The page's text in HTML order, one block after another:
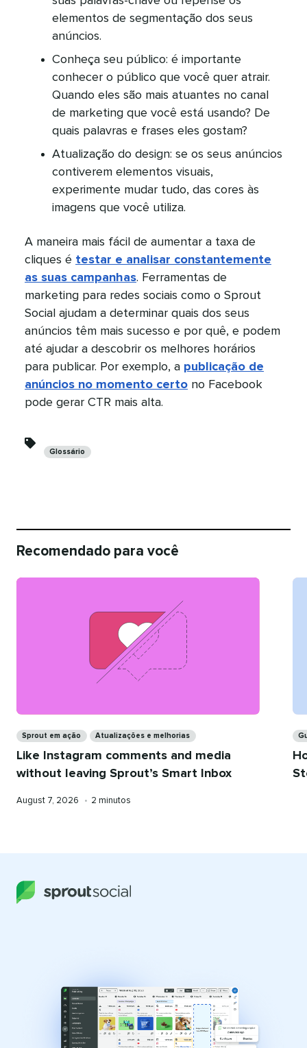
elementos de segmentação dos seus
anúncios.​​
Conheça seu público: é importante
conhecer o público que você quer atrair.
Quando eles são mais atuantes no canal
de marketing que você está usando? De
quais palavras e frases eles gostam?​​
Atualização do design: se os seus anúncios
contiverem elementos visuais,
experimente mudar tudo, das cores às
imagens que você utiliza.​​
A maneira mais fácil de aumentar a taxa de
cliques é testar e analisar constantemente
as suas campanhas. Ferramentas de
marketing para redes sociais como o Sprout
Social ajudam a determinar quais dos seus
anúncios têm mais sucesso e por quê, e podem
até ajudar a descobrir os melhores horários
para publicar. Por exemplo, a publicação de
anúncios no momento certo no Facebook
pode gerar CTR mais alta.​​
Categorias​​
Glossário​​
Recomendado para você​​
Sprout em ação​​ Atualizações e melhorias​​
Like Instagram comments and media
without leaving Sprout’s Smart Inbox​​
Published
August 7, 2026​​ •​​ Tempo
2 minutos​​